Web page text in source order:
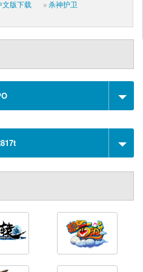
文版下载 杀神护卫